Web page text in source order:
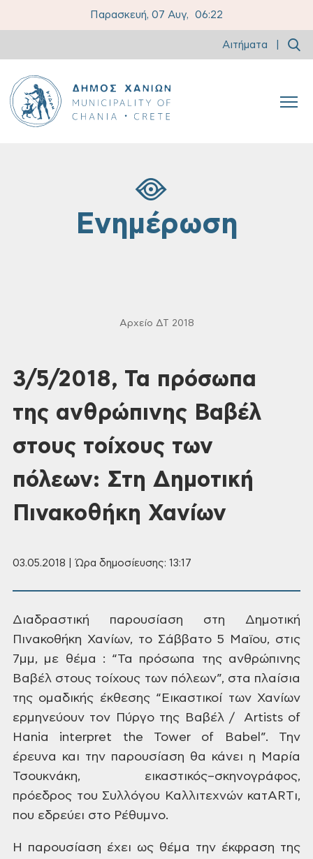
Παρασκευή, 07 Αυγ, 06:22
Αιτήματα
Ενημέρωση
Αρχείο ΔΤ 2018
3/5/2018, Τα πρόσωπα
της ανθρώπινης Βαβέλ
στους τοίχους των
πόλεων: Στη Δημοτική
Πινακοθήκη Χανίων
03.05.2018 | Ώρα δημοσίευσης: 13:17
Διαδραστική παρουσίαση στη Δημοτική
Πινακοθήκη Χανίων, τοΣάββατο 5 Μαϊου, στις
7μμ, με θέμα : “Τα πρόσωπα της ανθρώπινης
Βαβέλ στους τοίχους των πόλεων”, στα πλαίσια
της ομαδικής έκθεσης“Εικαστικοί των Χανίων
ερμηνεύουν τον Πύργο της Βαβέλ / Artists of
Hania interpret the Tower of Babel”. Την
έρευνα και την παρουσίαση θα κάνει η Μαρία
Τσουκνάκη, εικαστικός–σκηνογράφος,
πρόεδρος του Συλλόγου Καλλιτεχνών κατARTι,
που εδρεύει στο Ρέθυμνο.
Η παρουσίαση έχει ως θέμα την έκφραση της